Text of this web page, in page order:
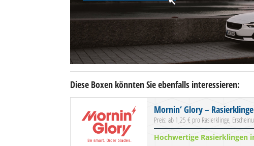
Diese Boxen könnten Sie ebenfalls interessieren:
Mornin‘ Glory –
Preis: ab 1,25 € pro Rasierklinge,
Hochwertige Rasierklingen